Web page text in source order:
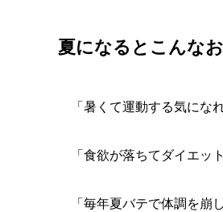
夏になるとこんな
「暑くて運動する気にな
「食欲が落ちてダイエッ
「毎年夏バテで体調を崩